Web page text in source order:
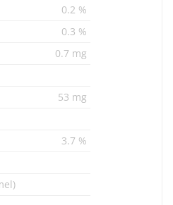
0.2 %
0.3 %
0.7 mg
53 mg
3.7 %